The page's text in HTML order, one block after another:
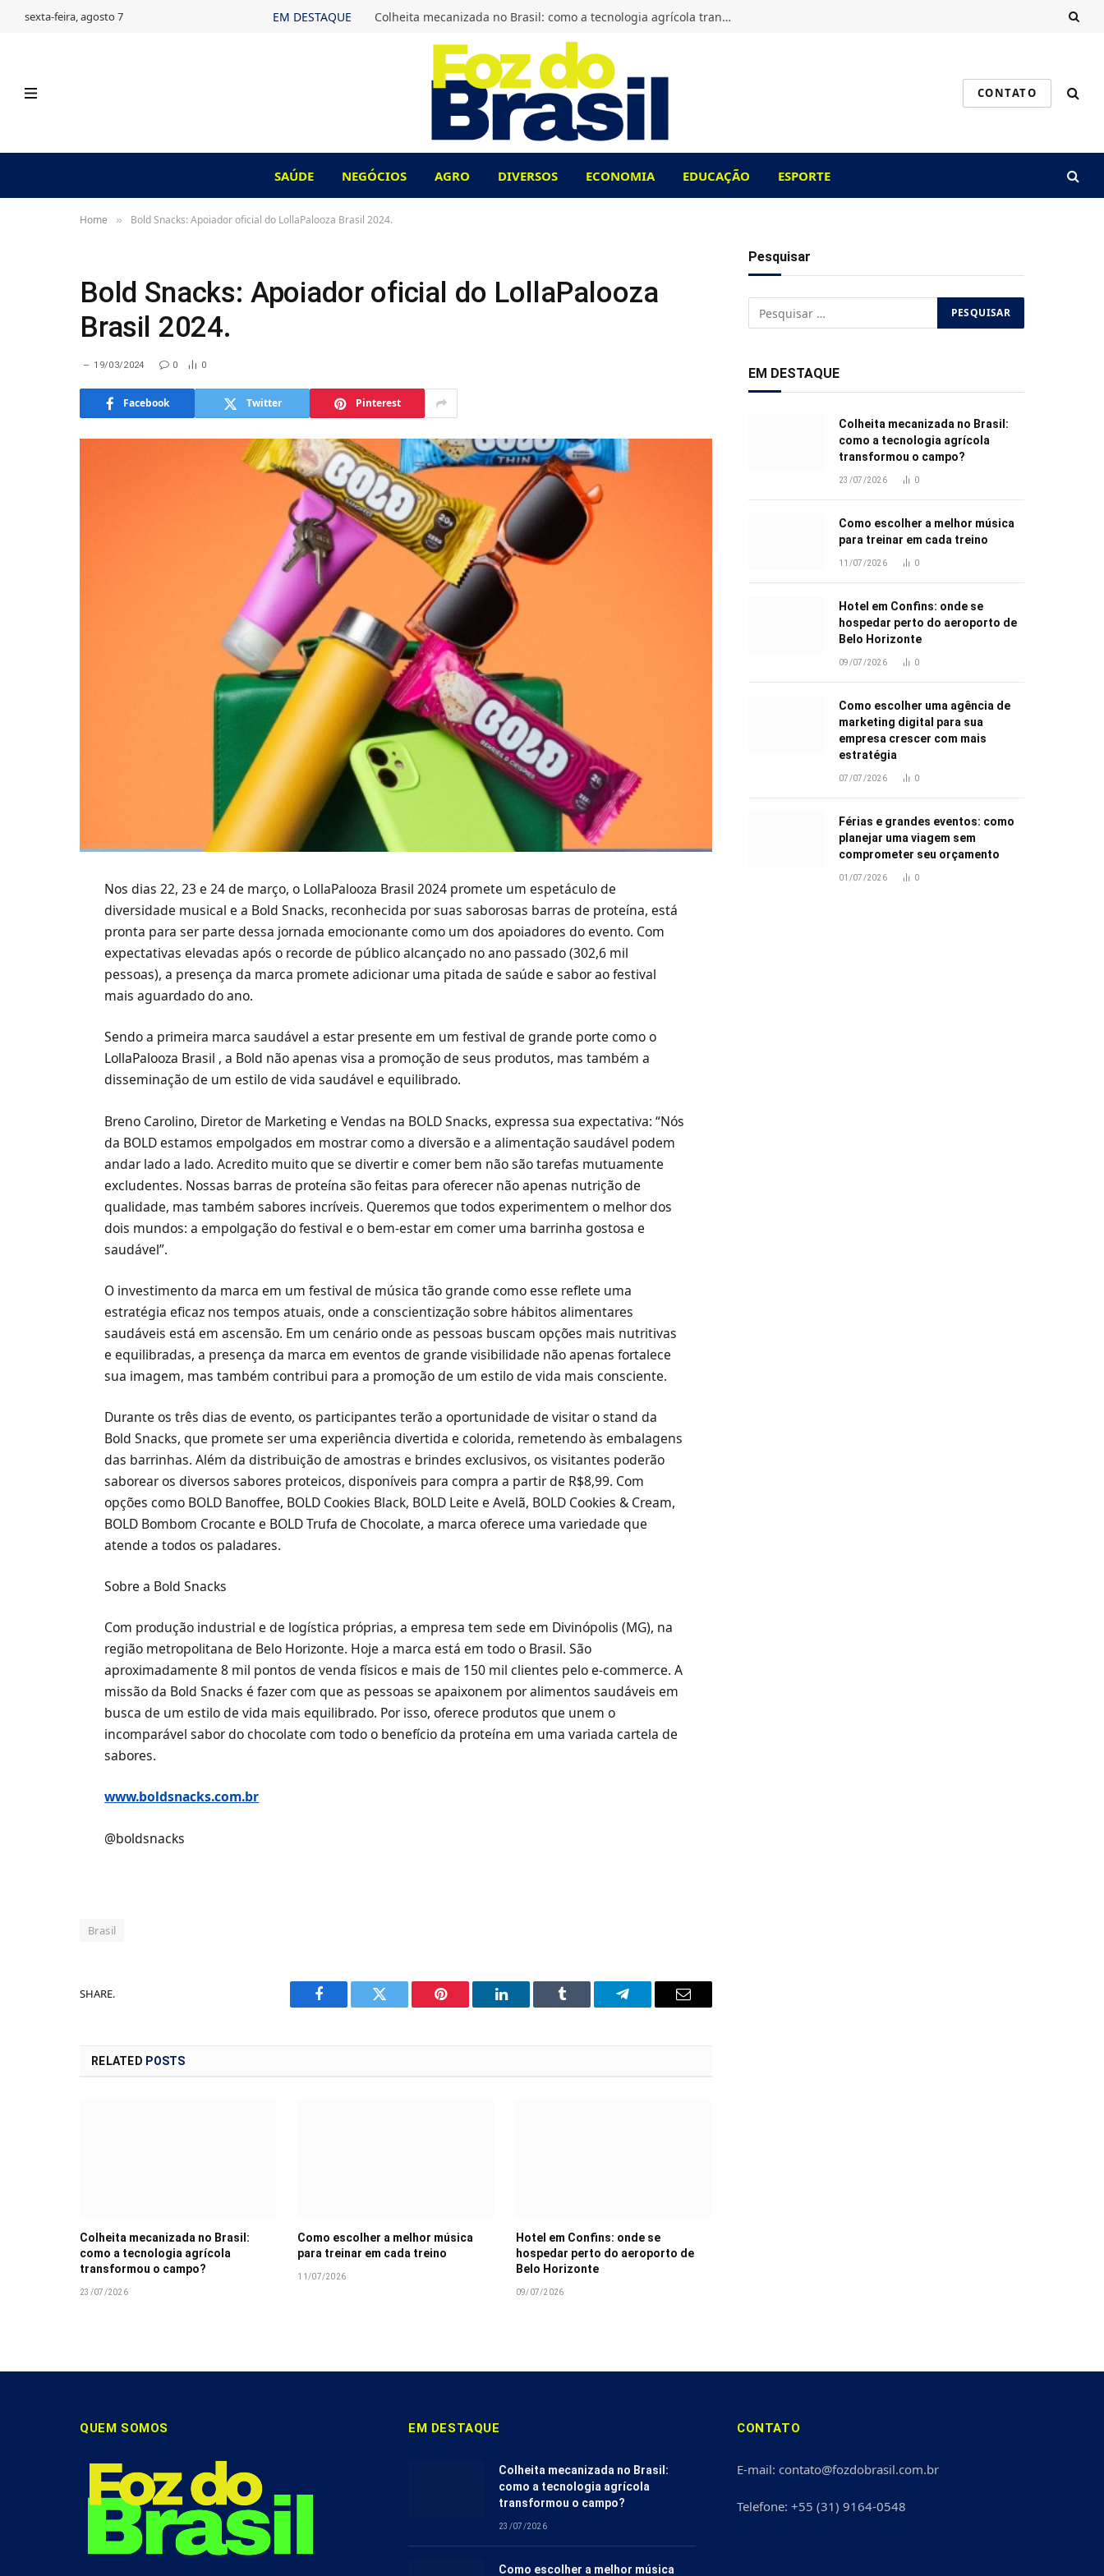
sexta-feira, agosto 7 EM DESTAQUE Colheita mecanizada no Brasil: como a tecnologia agrícola transformou o campo?
CONTATO
SAÚDE NEGÓCIOS AGRO DIVERSOS ECONOMIA EDUCAÇÃO ESPORTE
Home » Bold Snacks: Apoiador oficial do LollaPalooza Brasil 2024.
Bold Snacks: Apoiador oficial do LollaPalooza
Brasil 2024.
19/03/2024 0 0
Facebook Twitter Pinterest
Nos dias 22, 23 e 24 de março, o LollaPalooza Brasil 2024 promete um espetáculo de
diversidade musical e a Bold Snacks, reconhecida por suas saborosas barras de proteína, está
pronta para ser parte dessa jornada emocionante como um dos apoiadores do evento. Com
expectativas elevadas após o recorde de público alcançado no ano passado (302,6 mil
pessoas), a presença da marca promete adicionar uma pitada de saúde e sabor ao festival
mais aguardado do ano.
Sendo a primeira marca saudável a estar presente em um festival de grande porte como o
LollaPalooza Brasil , a Bold não apenas visa a promoção de seus produtos, mas também a
disseminação de um estilo de vida saudável e equilibrado.
Breno Carolino, Diretor de Marketing e Vendas na BOLD Snacks, expressa sua expectativa: “Nós
da BOLD estamos empolgados em mostrar como a diversão e a alimentação saudável podem
andar lado a lado. Acredito muito que se divertir e comer bem não são tarefas mutuamente
excludentes. Nossas barras de proteína são feitas para oferecer não apenas nutrição de
qualidade, mas também sabores incríveis. Queremos que todos experimentem o melhor dos
dois mundos: a empolgação do festival e o bem-estar em comer uma barrinha gostosa e
saudável”.
O investimento da marca em um festival de música tão grande como esse reflete uma
estratégia eficaz nos tempos atuais, onde a conscientização sobre hábitos alimentares
saudáveis está em ascensão. Em um cenário onde as pessoas buscam opções mais nutritivas
e equilibradas, a presença da marca em eventos de grande visibilidade não apenas fortalece
sua imagem, mas também contribui para a promoção de um estilo de vida mais consciente.
Durante os três dias de evento, os participantes terão a oportunidade de visitar o stand da
Bold Snacks, que promete ser uma experiência divertida e colorida, remetendo às embalagens
das barrinhas. Além da distribuição de amostras e brindes exclusivos, os visitantes poderão
saborear os diversos sabores proteicos, disponíveis para compra a partir de R$8,99. Com
opções como BOLD Banoffee, BOLD Cookies Black, BOLD Leite e Avelã, BOLD Cookies & Cream,
BOLD Bombom Crocante e BOLD Trufa de Chocolate, a marca oferece uma variedade que
atende a todos os paladares.
Sobre a Bold Snacks
Com produção industrial e de logística próprias, a empresa tem sede em Divinópolis (MG), na
região metropolitana de Belo Horizonte. Hoje a marca está em todo o Brasil. São
aproximadamente 8 mil pontos de venda físicos e mais de 150 mil clientes pelo e-commerce. A
missão da Bold Snacks é fazer com que as pessoas se apaixonem por alimentos saudáveis em
busca de um estilo de vida mais equilibrado. Por isso, oferece produtos que unem o
incomparável sabor do chocolate com todo o benefício da proteína em uma variada cartela de
sabores.
www.boldsnacks.com.br
@boldsnacks
Brasil
SHARE.
Facebook Twitter Pinterest LinkedIn Tumblr Telegram Email
RELATED POSTS
Colheita mecanizada no Brasil:
como a tecnologia agrícola
transformou o campo?
23/07/2026
Como escolher a melhor música
para treinar em cada treino
11/07/2026
Hotel em Confins: onde se
hospedar perto do aeroporto de
Belo Horizonte
09/07/2026
Pesquisar
EM DESTAQUE
Colheita mecanizada no Brasil:
como a tecnologia agrícola
transformou o campo?
23/07/2026 0
Como escolher a melhor música
para treinar em cada treino
11/07/2026 0
Hotel em Confins: onde se
hospedar perto do aeroporto de
Belo Horizonte
09/07/2026 0
Como escolher uma agência de
marketing digital para sua
empresa crescer com mais
estratégia
07/07/2026 0
Férias e grandes eventos: como
planejar uma viagem sem
comprometer seu orçamento
01/07/2026 0
QUEM SOMOS EM DESTAQUE
Colheita mecanizada no Brasil:
como a tecnologia agrícola
transformou o campo?
23/07/2026
Como escolher a melhor música
CONTATO
E-mail: contato@fozdobrasil.com.br
Telefone: +55 (31) 9164-0548